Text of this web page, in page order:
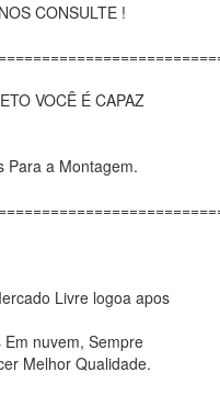
CONSULTE !
VOCÊ É CAPAZ
Para a Montagem.
Livre logoa apos
nuvem, Sempre
Melhor Qualidade.